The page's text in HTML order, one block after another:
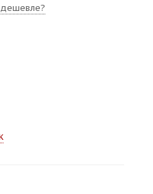
02-51